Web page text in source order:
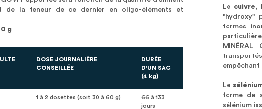
de la teneur de ce dernier en oligo-éléments et
g
DOSE JOURNALIÈRE
CONSEILLÉE
DURÉE
D'UN SAC
(4 kg)
1 à 2 dosettes (soit 30 à 60 g)
66 à 133
jours
Le cuivre,
"hydroxy"
formes
empêchant
Le sélénium
forme de
sélénium